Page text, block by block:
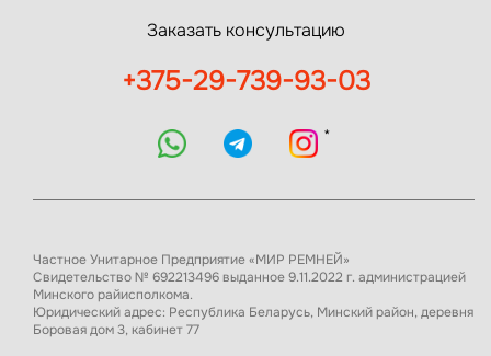
Заказать консультацию
+375-29-739-93-03
*
Частное Унитарное Предприятие «МИР РЕМНЕЙ»
Свидетельство № 692213496 выданное 9.11.2022 г. администрацией
Минского райисполкома.
Юридический адрес: Республика Беларусь, Минский район, деревня
Боровая дом 3, кабинет 77